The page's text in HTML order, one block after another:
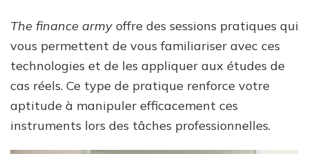
The finance army offre des sessions pratiques qui
vous permettent de vous familiariser avec ces
technologies et de les appliquer aux études de
cas réels. Ce type de pratique renforce votre
aptitude à manipuler efficacement ces
instruments lors des tâches professionnelles.